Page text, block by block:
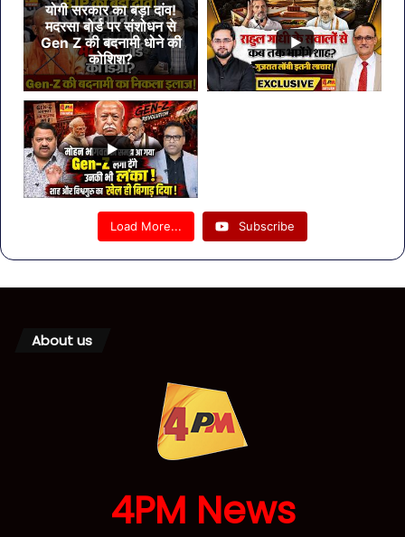
योगी सरकार का बड़ा दांव!
मदरसा बोर्ड पर संशोधन से
Gen Z की बदनामी धोने की
कोशिश?
Load More... Subscribe
About us
4PM News